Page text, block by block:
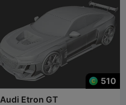
510
Audi Etron GT